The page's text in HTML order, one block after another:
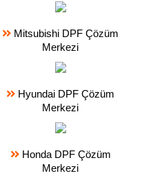
Mitsubishi DPF Çözüm
Merkezi
Hyundai DPF Çözüm
Merkezi
Honda DPF Çözüm
Merkezi